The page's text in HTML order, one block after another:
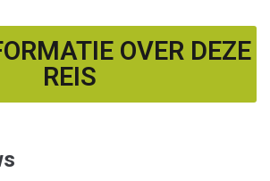
OVER DEZE
REIS